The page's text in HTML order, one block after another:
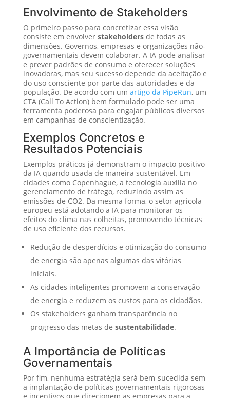
Envolvimento de Stakeholders
O primeiro passo para concretizar essa visão
consiste em envolver stakeholdersde todas as
dimensões. Governos, empresas e organizações não-
governamentais devem colaborar. A IA pode analisar
e prever padrões de consumo e oferecer soluções
inovadoras, mas seu sucesso depende da aceitação e
do uso consciente por parte das autoridades e da
população. De acordo com um artigo da PipeRun, um
CTA (Call To Action) bem formulado pode ser uma
ferramenta poderosa para engajar públicos diversos
em campanhas de conscientização.
Exemplos Concretos e
Resultados Potenciais
Exemplos práticos já demonstram o impacto positivo
da IA quando usada de maneira sustentável. Em
cidades como Copenhague, a tecnologia auxilia no
gerenciamento de tráfego, reduzindo assim as
emissões de CO2. Da mesma forma, o setor agrícola
europeu está adotando a IA para monitorar os
efeitos do clima nas colheitas, promovendo técnicas
de uso eficiente dos recursos.
Redução de desperdícios e otimização do consumo
de energia são apenas algumas das vitórias
iniciais.
As cidades inteligentes promovem a conservação
de energia e reduzem os custos para os cidadãos.
Os stakeholders ganham transparência no
progresso das metas de sustentabilidade.
A Importância de Políticas
Governamentais
Por fim, nenhuma estratégia será bem-sucedida sem
a implantação de políticas governamentais rigorosas